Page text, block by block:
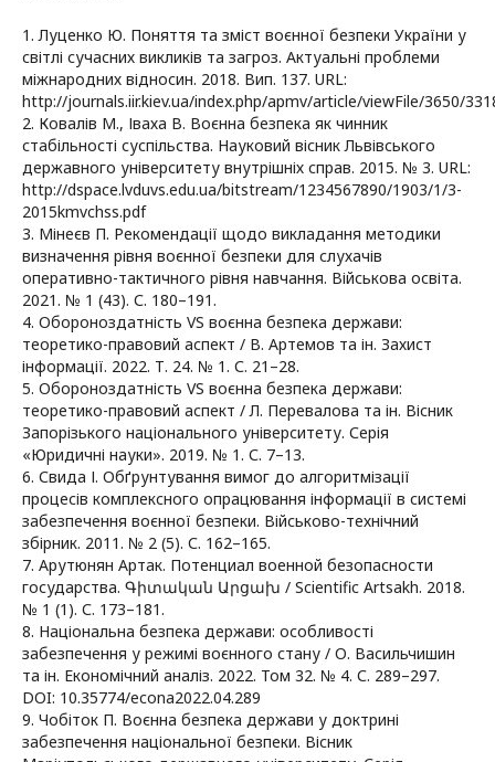
1. Луценко Ю. Поняття та зміст воєнної безпеки України у
світлі сучасних викликів та загроз. Актуальні проблеми
міжнародних відносин. 2018. Вип. 137. URL:
http://journals.iir.kiev.ua/index.php/apmv/article/viewFile/3650/
2. Ковалів М., Іваха В. Воєнна безпека як чинник
стабільності суспільства. Науковий вісник Львівського
державного університету внутрішніх справ. 2015. № 3. URL:
http://dspace.lvduvs.edu.ua/bitstream/1234567890/1903/1/3-
2015kmvchss.pdf
3. Мінеєв П. Рекомендації щодо викладання методики
визначення рівня воєнної безпеки для слухачів
оперативно-тактичного рівня навчання. Військова освіта.
2021. № 1 (43). С. 180–191.
4. Обороноздатність VS воєнна безпека держави:
теоретико-правовий аспект / В. Артемов та ін. Захист
інформації. 2022. Т. 24. № 1. С. 21–28.
5. Обороноздатність VS воєнна безпека держави:
теоретико-правовий аспект / Л. Перевалова та ін. Вісник
Запорізького національного університету. Серія
«Юридичні науки». 2019. № 1. С. 7–13.
6. Свида І. Обґрунтування вимог до алгоритмізації
процесів комплексного опрацювання інформації в системі
забезпечення воєнної безпеки. Військово-технічний
збірник. 2011. № 2 (5). С. 162–165.
7. Арутюнян Артак. Потенциал военной безопасности
государства. Գիտական Արցախ / Scientific Artsakh. 2018.
№ 1 (1). С. 173–181.
8. Національна безпека держави: особливості
забезпечення у режимі воєнного стану / О. Васильчишин
та ін. Економічний аналіз. 2022. Том 32. № 4. С. 289–297.
DOI: 10.35774/econa2022.04.289
9. Чобіток П. Воєнна безпека держави у доктрині
забезпечення національної безпеки. Вісник